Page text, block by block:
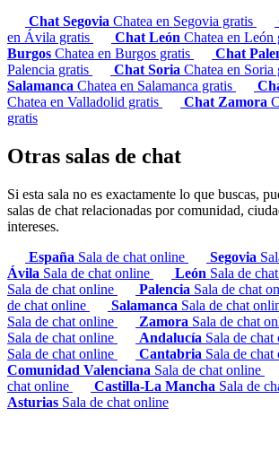
Chat Segovia Chatea en Segovia gratis
en Ávila gratis
Chat León Chatea en León
Burgos Chatea en Burgos gratis Chat
Palencia gratis
Chat Soria Chatea en Soria
Salamanca Chatea en Salamanca gratis
Chatea en Valladolid gratis
Chat Zamora
gratis
Otras salas de chat
Si esta sala no es exactamente lo que buscas,
salas de chat relacionadas por comunidad,
intereses.
España Sala de chat online Segovia
Ávila Sala de chat online León Sala de
Sala de chat online
Palencia Sala de chat
de chat online
Salamanca Sala de chat
Sala de chat online
Zamora Sala de chat
Sala de chat online
Andalucía Sala de chat
Sala de chat online
Cantabria Sala de chat
Comunidad Valenciana Sala de chat online
chat online
Castilla-La Mancha Sala de
Asturias Sala de chat online